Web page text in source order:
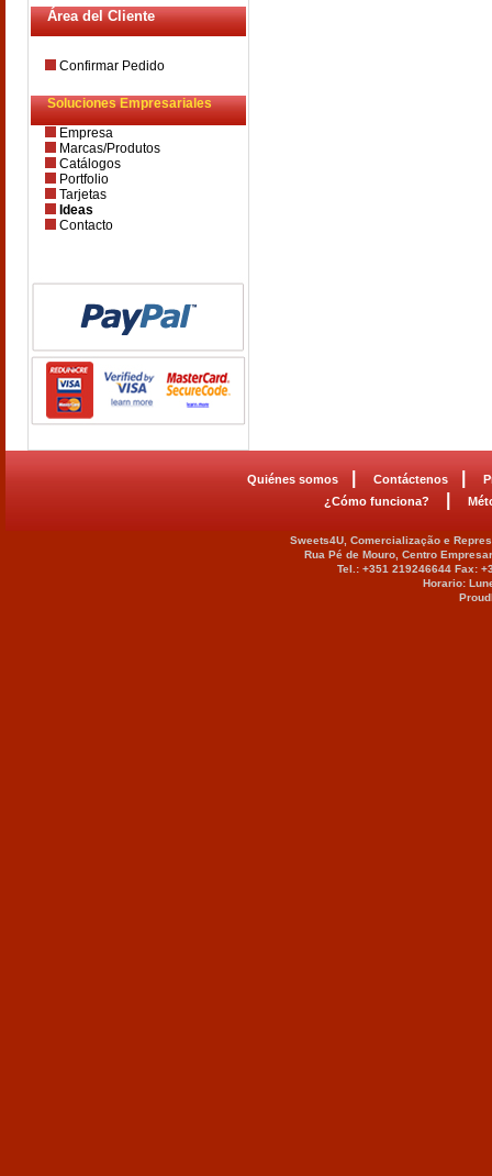
Área del Cliente
Confirmar Pedido
Soluciones Empresariales
Empresa
Marcas/Produtos
Catálogos
Portfolio
Tarjetas
Ideas
Contacto
Quiénes somos Contáctenos
¿Cómo funciona?
Sweets4U, Comercialização e
Rua Pé de Mouro, Centro
Tel.: +351 219246644 Fax:
Horario: